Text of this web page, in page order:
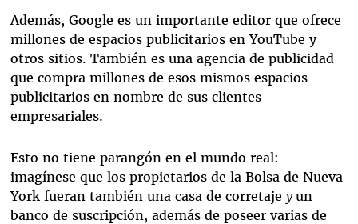
Además, Google es un importante editor que ofrece
millones de espacios publicitarios en YouTube y
otros sitios. También es una agencia de publicidad
que compra millones de esos mismos espacios
publicitarios en nombre de sus clientes
empresariales.
Esto no tiene parangón en el mundo real:
imagínese que los propietarios de la Bolsa de Nueva
York fueran también una casa de corretaje y un
banco de suscripción, además de poseer varias de